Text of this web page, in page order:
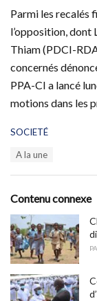
Parmi les recalés
l’opposition, dont
Thiam (PDCI-
concernés
PPA-CI a lancé
motions dans les
C
o
r
i
e
s
:
SOCIETÉ
:
A la une
Contenu connexe